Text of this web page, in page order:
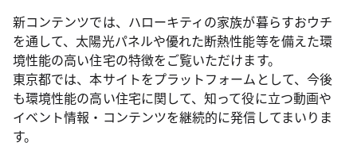
新コンテンツでは、ハローキティの家族が暮らすおウチ
を通して、太陽光パネルや優れた断熱性能等を備えた環
境性能の高い住宅の特徴をご覧いただけます。
東京都では、本サイトをプラットフォームとして、今後
も環境性能の高い住宅に関して、知って役に立つ動画や
イベント情報・コンテンツを継続的に発信してまいりま
す。